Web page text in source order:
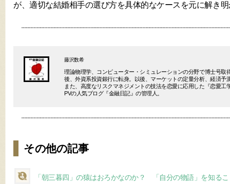
が、適切な結婚相手の選び方を具体的なケースを元に解き
藤沢数希
理論物理学、コンピューター・シミュレーションの分野で博士号取
後、外資系投資銀行に転身。以後、マーケットの定量分析、経済予
また、高度なリスクマネジメントの技法を恋愛に応用した『恋愛工
PVの人気ブログ『金融日記』の管理人。
その他の記事
「朝三暮四」の猿はおろかなのか？ 「自分の物語」を知る